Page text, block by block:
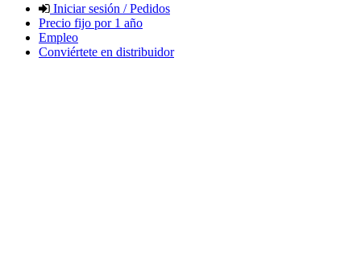
Iniciar sesión / Pedidos
Precio fijo por 1 año
Empleo
Conviértete en distribuidor